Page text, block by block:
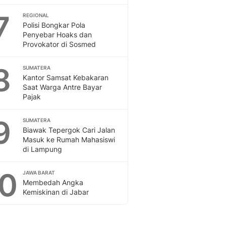
REGIONAL
Polisi Bongkar Pola
Penyebar Hoaks dan
Provokator di Sosmed
SUMATERA
Kantor Samsat Kebakaran
Saat Warga Antre Bayar
Pajak
SUMATERA
Biawak Tepergok Cari Jalan
Masuk ke Rumah Mahasiswi
di Lampung
JAWA BARAT
Membedah Angka
Kemiskinan di Jabar